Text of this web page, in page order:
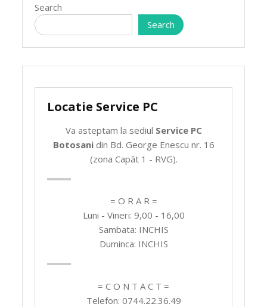
Search
Search
Locatie Service PC
Va asteptam la sediul Service PC
Botosanidin Bd. George Enescu nr. 16
(zona Capăt 1 - RVG).
= O R A R =
Luni - Vineri: 9,00 - 16,00
Sambata: INCHIS
Duminca: INCHIS
= C O N T A C T =
Telefon: 0744.22.36.49